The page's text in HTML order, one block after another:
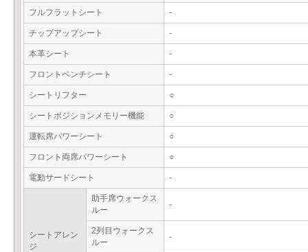
フルフラットシート -
チップアップシート -
本革シート -
フロントベンチシート -
シートリフター ○
シートポジションメモリー機能 ○
運転席パワーシート ○
フロント両席パワーシート ○
電動サードシート -
シートアレン
ジ
助手席ウォークス
ルー
-
2列目ウォークス
ルー
-